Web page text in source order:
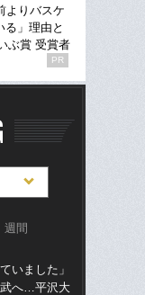
よりバスケ
る」理由と
ぶ賞 受賞者
PR
週間
いました」
へ…平沢大